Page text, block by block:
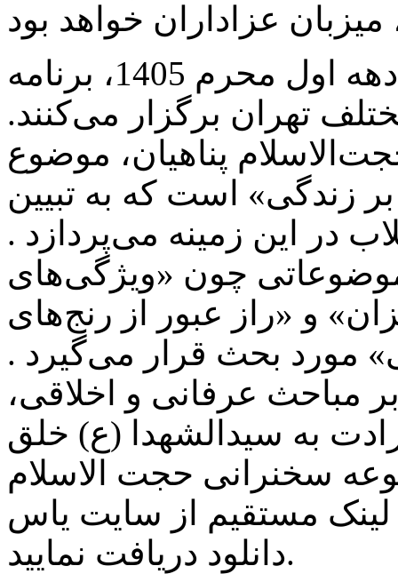
حجت‌الاسلام پناهیان در دهه اول محرم 1405، برنامه
تهران برگزار می‌کنند.
پناهیان، موضوع
زندگی» است که به تبیین
در این زمینه می‌پردازد .
چون «ویژگی‌های
و «راز عبور از رنج‌های
مورد بحث قرار می‌گیرد .
مباحث عرفانی و اخلاقی،
به سیدالشهدا (ع) خلق
سخنرانی حجت الاسلام
محرم 1405) را با لینک مستقیم از سایت یاس
دانلود دریافت نمایید.